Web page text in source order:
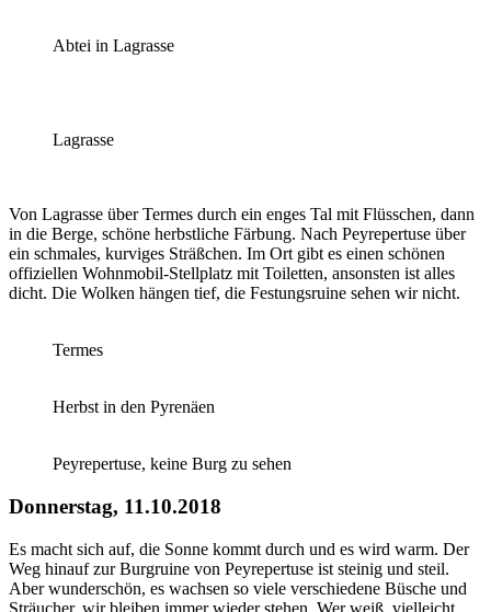
Abtei in Lagrasse
Lagrasse
Von Lagrasse über Termes durch ein enges Tal mit Flüsschen, dann
in die Berge, schöne herbstliche Färbung. Nach Peyrepertuse über
ein schmales, kurviges Sträßchen. Im Ort gibt es einen schönen
offiziellen Wohnmobil-Stellplatz mit Toiletten, ansonsten ist alles
dicht. Die Wolken hängen tief, die Festungsruine sehen wir nicht.
Termes
Herbst in den Pyrenäen
Peyrepertuse, keine Burg zu sehen
Donnerstag, 11.10.2018
Es macht sich auf, die Sonne kommt durch und es wird warm. Der
Weg hinauf zur Burgruine von Peyrepertuse ist steinig und steil.
Aber wunderschön, es wachsen so viele verschiedene Büsche und
Sträucher, wir bleiben immer wieder stehen. Wer weiß, vielleicht